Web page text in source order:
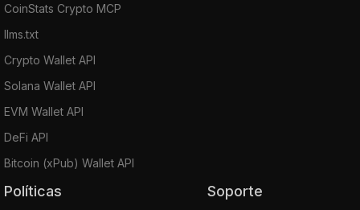
CoinStats Crypto MCP
llms.txt
Crypto Wallet API
Solana Wallet API
EVM Wallet API
DeFi API
Bitcoin (xPub) Wallet API
Políticas Soporte